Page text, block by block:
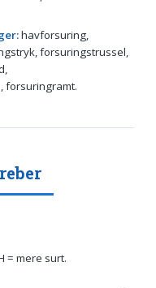
havforsuring,
forsuringstrussel,
forsuringramt.
= mere surt.